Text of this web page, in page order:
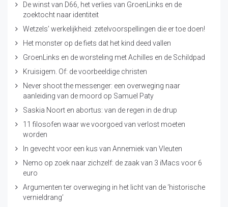
De winst van D66, het verlies van GroenLinks en de
zoektocht naar identiteit
Wetzels’ werkelijkheid: zetelvoorspellingen die er toe doen!
Het monster op de fiets dat het kind deed vallen
GroenLinks en de worsteling met Achilles en de Schildpad
Kruisigem. Of: de voorbeeldige christen
Never shoot the messenger: een overweging naar
aanleiding van de moord op Samuel Paty
Saskia Noort en abortus: van de regen in de drup
11 filosofen waar we voorgoed van verlost moeten
worden
In gevecht voor een kus van Annemiek van Vleuten
Nemo op zoek naar zichzelf: de zaak van 3 iMacs voor 6
euro
Argumenten ter overweging in het licht van de ‘historische
vernieldrang’